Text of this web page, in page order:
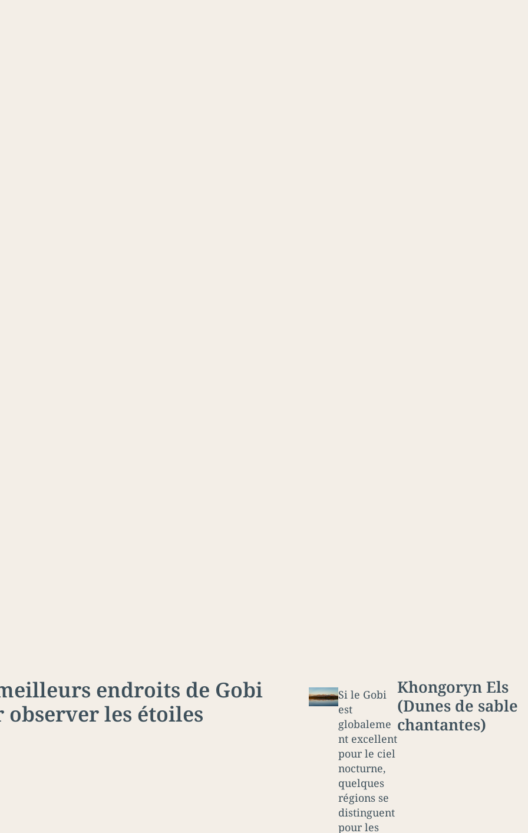
endroits de Gobi
observer les étoiles
Si le Gobi
est
globaleme
nt excellent
pour le ciel
nocturne,
quelques
régions se
distinguent
pour les
Khongoryn Els
(Dunes de sable
chantantes)